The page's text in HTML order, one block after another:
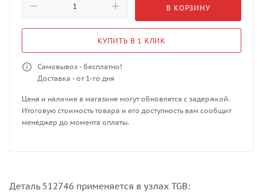
В КОРЗИНУ
КУПИТЬ В 1 КЛИК
Самовывоз - бесплатно!
Доставка - от 1-го дня
Цена и наличие в магазине могут обновлятся с задержкой.
Итоговую стоимость товара и его доступность вам сообщит
менеджер до момента оплаты.
Деталь 512746 применяется в узлах TGB: